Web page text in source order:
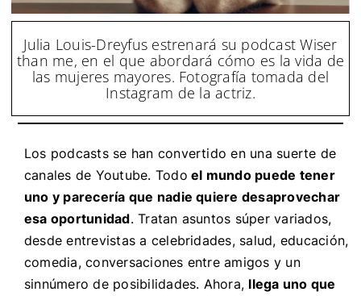
Julia Louis-Dreyfus estrenará su podcast Wiser
than me, en el que abordará cómo es la vida de
las mujeres mayores. Fotografía tomada del
Instagram de la actriz.
Los podcasts se han convertido en una suerte de
canales de Youtube. Todo el mundo puede tener
uno y parecería que nadie quiere desaprovechar
esa oportunidad. Tratan asuntos súper variados,
desde entrevistas a celebridades, salud, educación,
comedia, conversaciones entre amigos y un
sinnúmero de posibilidades. Ahora, llega uno que